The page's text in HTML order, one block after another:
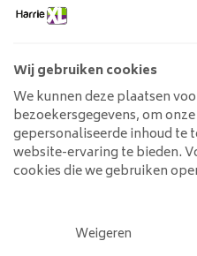
Geen producten
Klantenservice
Mijn account
Contactgegevens
Wij gebruiken cookies
We kunnen deze plaatsen
bezoekersgegevens, om
gepersonaliseerde inhoud te
website-ervaring te bieden.
cookies die we gebruiken
Weigeren